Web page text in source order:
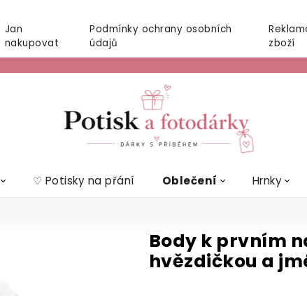
Jan
nakupovat
Podmínky ochrany osobních
údajů
zboží
♡ Potisky na přání Oblečení Hrnky
Body k prvním
hvězdičkou a